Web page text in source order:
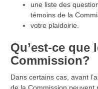
une liste des
témoins de la
votre plaidoirie.
Qu’est-ce que
Commission?
Dans certains cas, avant